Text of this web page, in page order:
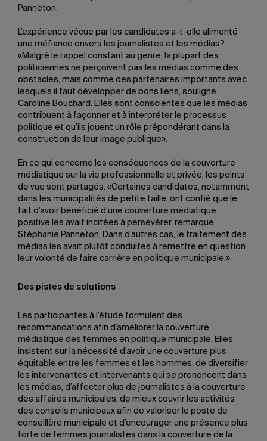
Panneton.
L’expérience vécue par les candidates a-t-elle alimenté
une méfiance envers les journalistes et les médias?
«Malgré le rappel constant au genre, la plupart des
politiciennes ne perçoivent pas les médias comme des
obstacles, mais comme des partenaires importants avec
lesquels il faut développer de bons liens, souligne
Caroline Bouchard. Elles sont conscientes que les médias
contribuent à façonner et à interpréter le processus
politique et qu’ils jouent un rôle prépondérant dans la
construction de leur image publique».
En ce qui concerne les conséquences de la couverture
médiatique sur la vie professionnelle et privée, les points
de vue sont partagés. «Certaines candidates, notamment
dans les municipalités de petite taille, ont confié que le
fait d’avoir bénéficié d’une couverture médiatique
positive les avait incitées à persévérer, remarque
Stéphanie Panneton. Dans d’autres cas, le traitement des
médias les avait plutôt conduites à remettre en question
leur volonté de faire carrière en politique municipale.».
Des pistes de solutions
Les participantes à l’étude formulent des
recommandations afin d’améliorer la couverture
médiatique des femmes en politique municipale. Elles
insistent sur la nécessité d’avoir une couverture plus
équitable entre les femmes et les hommes, de diversifier
les intervenantes et intervenants qui se prononcent dans
les médias, d’affecter plus de journalistes à la couverture
des affaires municipales, de mieux couvrir les activités
des conseils municipaux afin de valoriser le poste de
conseillère municipale et d’encourager une présence plus
forte de femmes journalistes dans la couverture de la